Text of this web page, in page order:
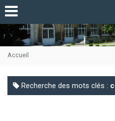
Accueil
Recherche des mots clés :